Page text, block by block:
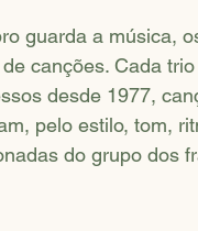
guarda a música,
canções. Cada
desde 1977,
pelo estilo, tom,
do grupo dos